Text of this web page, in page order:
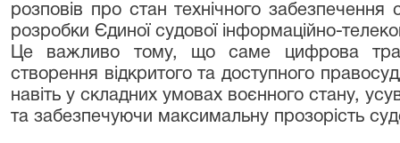
розповів про стан технічного забезпечення
розробки Єдиної судової інформаційно-
Це важливо тому, що саме цифрова
створення відкритого та доступного
навіть у складних умовах воєнного стану,
та забезпечуючи максимальну прозорість